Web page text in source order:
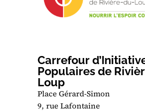
Carrefour
Populaires de
Loup
Place Gérard-Simon
9, rue Lafontaine